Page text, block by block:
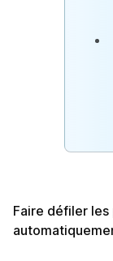
Faire défiler